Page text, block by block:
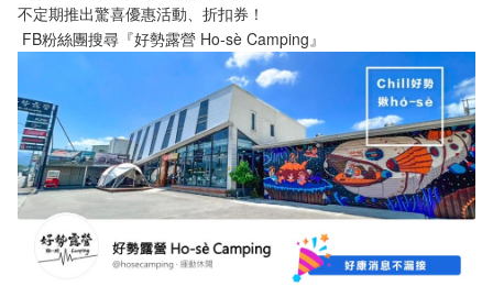
不定期推出驚喜優惠活動、折扣券！
FB粉絲團搜尋『好勢露營 Ho-sè Camping』